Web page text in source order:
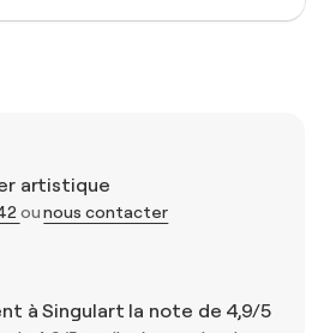
artistique
ounous contacter
à Singulart la note de 4,9/5